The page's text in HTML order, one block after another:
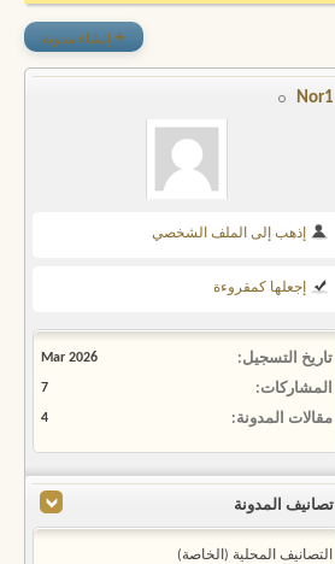
+ إنشاء مدونة
Nor1
إذهب إلى الملف الشخصي
إجعلها كمقروءة
تاريخ التسجيل Mar 2026
المشاركات 7
مقالات المدونة 4
تصانيف المدونة
التصانيف المحلية (الخاصة)